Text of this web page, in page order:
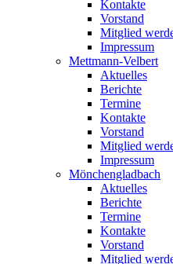
Kontakte
Vorstand
Mitglied
Impressum
Mettmann-Velbert
Aktuelles
Berichte
Termine
Kontakte
Vorstand
Mitglied
Impressum
Mönchengladbach
Aktuelles
Berichte
Termine
Kontakte
Vorstand
Mitglied